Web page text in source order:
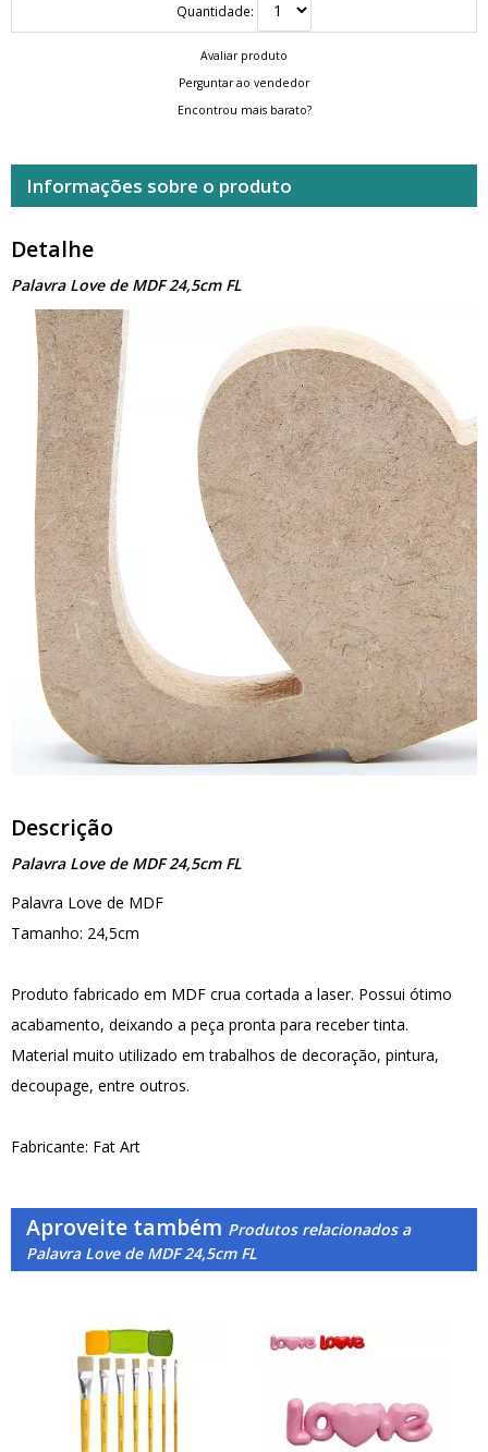
Quantidade:
Avaliar produto
Perguntar ao vendedor
Encontrou mais barato?
Informações sobre o produto
Detalhe
Palavra Love de MDF 24,5cm FL
Descrição
Palavra Love de MDF 24,5cm FL
Palavra Love de MDF
Tamanho: 24,5cm
Produto fabricado em MDF crua cortada a laser. Possui ótimo
acabamento, deixando a peça pronta para receber tinta.
Material muito utilizado em trabalhos de decoração, pintura,
decoupage, entre outros.
Fabricante: Fat Art
Aproveite também Produtos relacionados a
Palavra Love de MDF 24,5cm FL